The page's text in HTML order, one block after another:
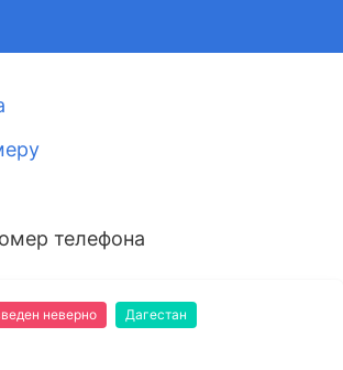
телефона
неверно Дагестан